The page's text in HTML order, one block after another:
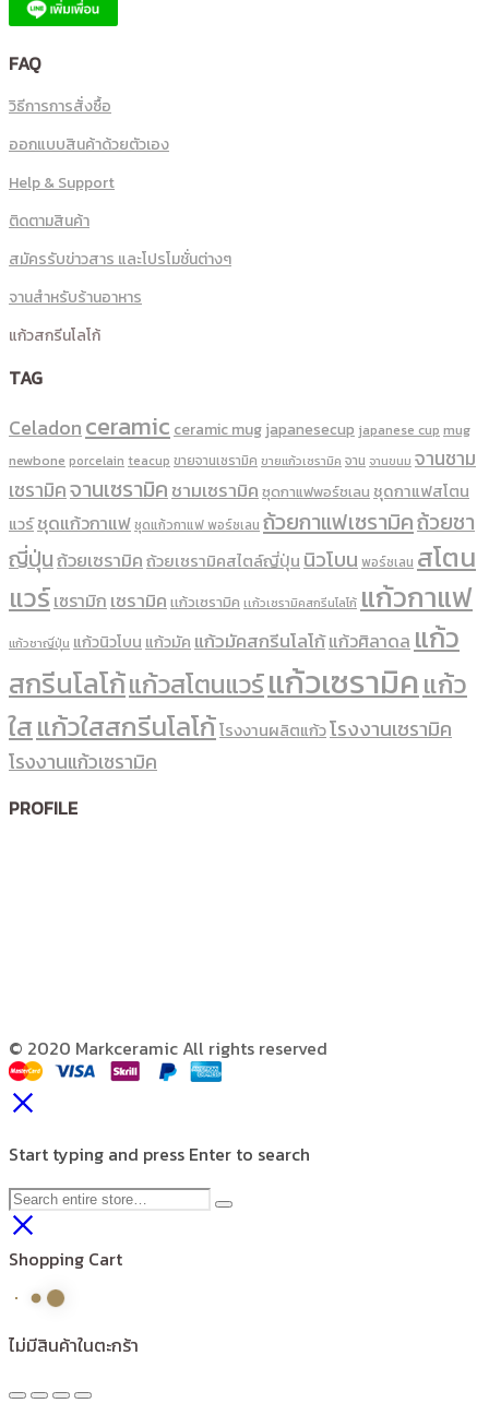
FAQ
วิธีการการสั่งซื้อ
ออกแบบสินค้าด้วยตัวเอง
Help & Support
ติดตามสินค้า
สมัครรับข่าวสาร และโปรโมชั่นต่างๆ
จานสำหรับร้านอาหาร
แก้วสกรีนโลโก้
TAG
Celadonceramic ceramic mug japanesecup japanese cup mug
newbone porcelain teacup ขายจานเซรามิค ขายแก้วเซรามิค จาน จานขนม จานชาม
เซรามิคจานเซรามิคชามเซรามิคชุดกาแฟพอร์ชเลน ชุดกาแฟสโตน
แวร์ชุดแก้วกาแฟชุดแก้วกาแฟ พอร์ซเลน ถ้วยกาแฟเซรามิคถ้วยชา
ญี่ปุ่นถ้วยเซรามิคถ้วยเซรามิคสไตล์ญี่ปุ่นนิวโบนพอร์ซเลน สโตน
แวร์เซรามิกเซรามิคเเก้วเซรามิค เเก้วเซรามิคสกรีนโลโก้ แก้วกาแฟ
แก้วชาญี่ปุ่น แก้วนิวโบนแก้วมัคแก้วมัคสกรีนโลโก้แก้วศิลาดลแก้ว
สกรีนโลโก้แก้วสโตนแวร์แก้วเซรามิคแก้ว
ใสแก้วใสสกรีนโลโก้โรงงานผลิตแก้วโรงงานเซรามิค
โรงงานแก้วเซรามิค
PROFILE
© 2020 Markceramic All rights reserved
Start typing and press Enter to search
Shopping Cart
ไม่มีสินค้าในตะกร้า